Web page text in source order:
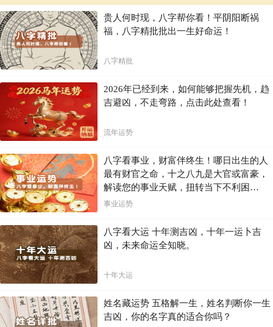
贵人何时现，八字帮你看！平阴阳断祸
福，八字精批批出一生好命运！
八字精批
2026年已经到来，如何能够把握先机，趋
吉避凶，不走弯路，点击此处查看！
流年运势
八字看事业，财富伴终生！哪日出生的人
最有财官之命，十之八九是大官或富豪，
解读您的事业天赋，扭转当下不利困
局！！
事业运势
八字看大运 十年测吉凶，十年一运卜吉
凶，未来命运全知晓。
十年大运
姓名藏运势 五格解一生，姓名判断你一生
吉凶，你的名字真的适合你吗？